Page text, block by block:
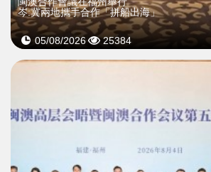
岑:冀兩地攜手合作「拼船出海」
05/08/2026 25384